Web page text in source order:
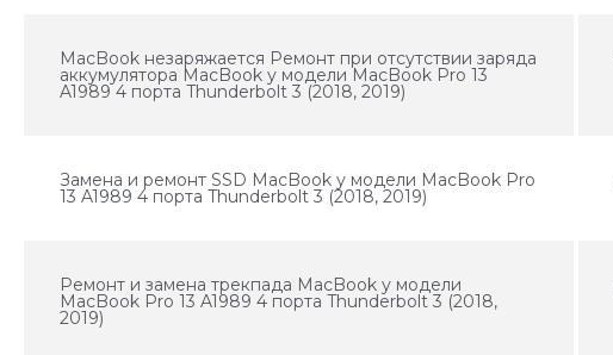
MacBook незаряжается Ремонт при отсутствии заряда
аккумулятора MacBook у модели MacBook Pro 13
A1989 4 порта Thunderbolt 3 (2018, 2019)
Замена и ремонт SSD MacBook у модели MacBook Pro
13 A1989 4 порта Thunderbolt 3 (2018, 2019)
Ремонт и замена трекпада MacBook у модели
MacBook Pro 13 A1989 4 порта Thunderbolt 3 (2018,
2019)